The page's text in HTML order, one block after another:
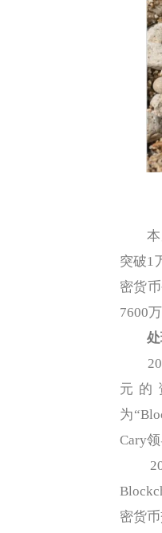
本周
突破1
密货
7600
2021
元
为
Cary
密货